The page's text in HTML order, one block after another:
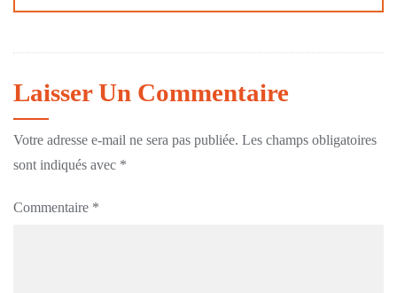
Laisser Un Commentaire
Votre adresse e-mail ne sera pas publiée. Les champs obligatoires
sont indiqués avec *
Commentaire *